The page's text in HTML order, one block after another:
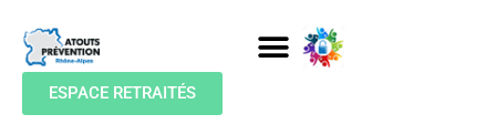
ESPACE RETRAITÉS